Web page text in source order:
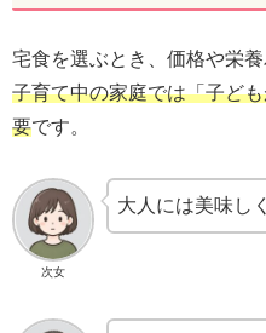
宅食を選ぶとき、価格や栄
子育て中の家庭では「子ど
要です。
次女
大人には美味し